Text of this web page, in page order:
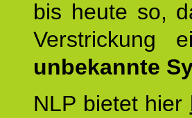
bis heute so,
Verstrickung
unbekannte
NLP bietet hier